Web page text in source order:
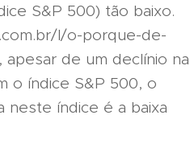
S&P 500) tão baixo.
l/o-porque-de-
de um declínio na
o índice S&P 500, o
neste índice é a baixa